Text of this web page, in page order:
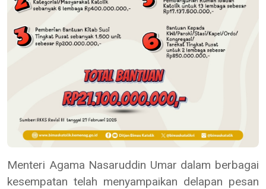
Menteri Agama Nasaruddin Umar dalam berbagai
kesempatan telah menyampaikan delapan pesan